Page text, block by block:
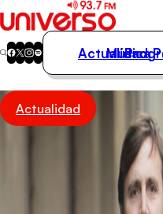
Actualidad
Música
Actualidad
Música
Actualidad